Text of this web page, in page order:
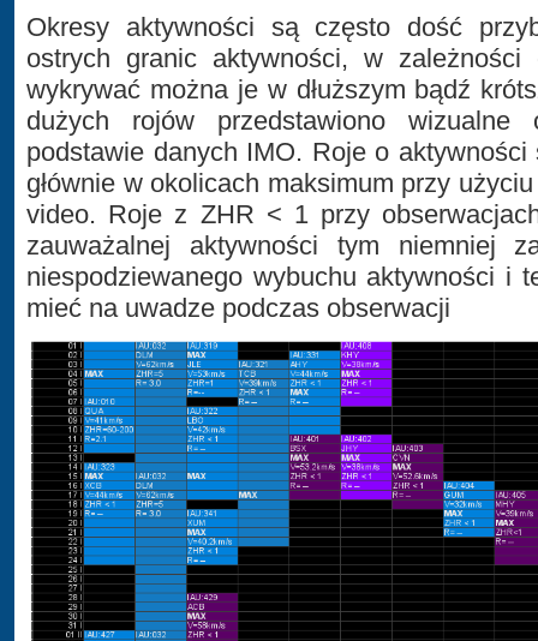
Okresy aktywności są często dość
ostrych granic aktywności, w zależności
wykrywać można je w dłuższym bądź
dużych rojów przedstawiono wizualne
podstawie danych IMO. Roje o
głównie w okolicach maksimum przy
video. Roje z ZHR < 1 przy
zauważalnej aktywności tym niemniej
niespodziewanego wybuchu aktywności i
mieć na uwadze podczas obserwacji